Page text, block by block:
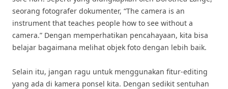
seorang fotografer dokumenter, “The camera is an
instrument that teaches people how to see without a
camera.” Dengan memperhatikan pencahayaan, kita bisa
belajar bagaimana melihat objek foto dengan lebih baik.
Selain itu, jangan ragu untuk menggunakan fitur-editing
yang ada di kamera ponsel kita. Dengan sedikit sentuhan